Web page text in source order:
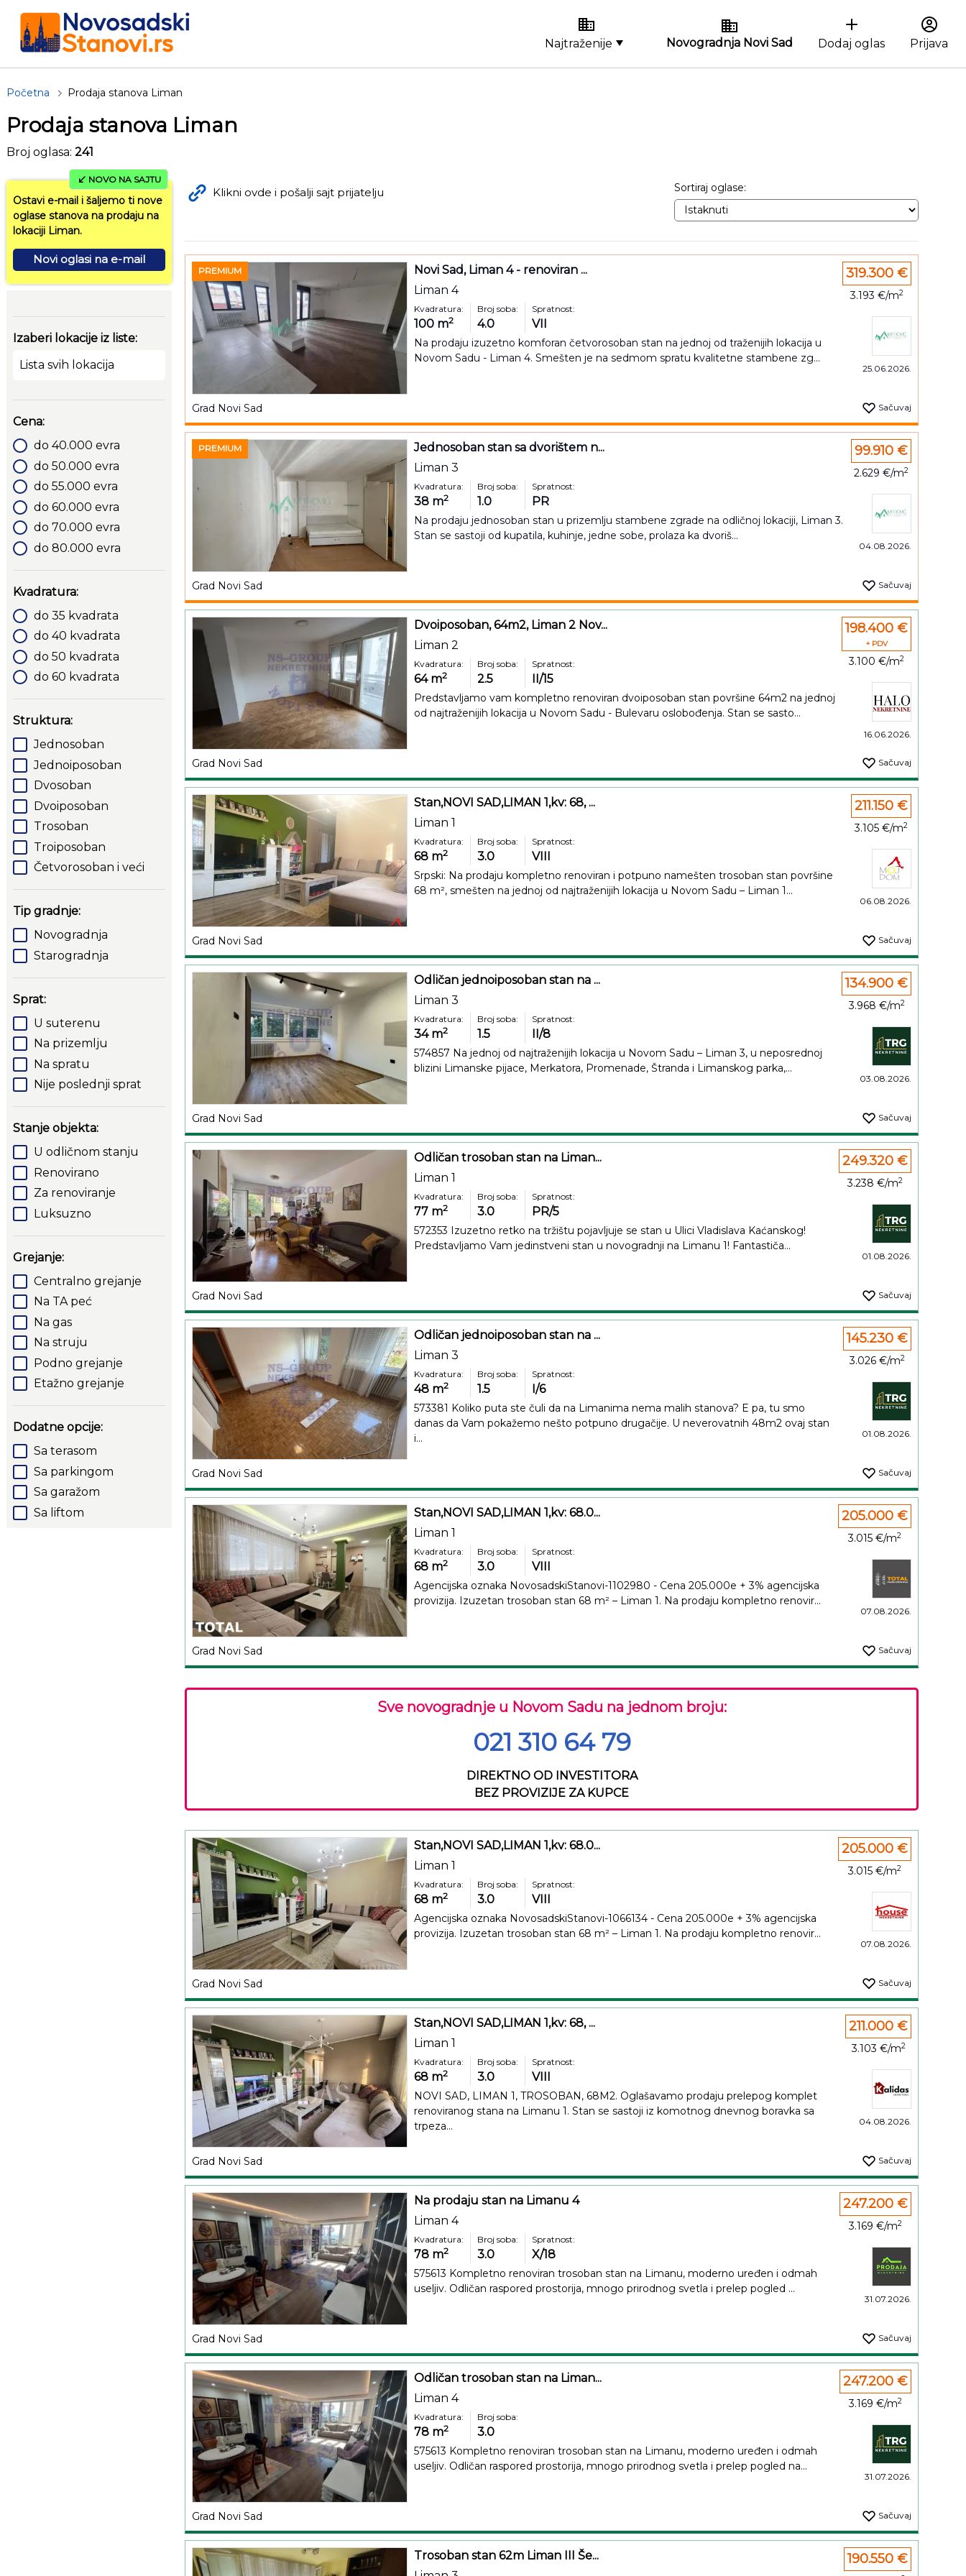
Najtraženije Novogradnja Novi Sad Dodaj oglas Prijava
Početna Prodaja stanova Liman
Prodaja stanova Liman
Broj oglasa: 241
NOVO NA SAJTU
Ostavi e-mail i šaljemo ti nove
oglase stanova na prodaju na
lokaciji Liman.
Novi oglasi na e-mail
Izaberi lokacije iz liste:
Lista svih lokacija
Cena:
do 40.000 evra
do 50.000 evra
do 55.000 evra
do 60.000 evra
do 70.000 evra
do 80.000 evra
Kvadratura:
do 35 kvadrata
do 40 kvadrata
do 50 kvadrata
do 60 kvadrata
Struktura:
Jednosoban
Jednoiposoban
Dvosoban
Dvoiposoban
Trosoban
Troiposoban
Četvorosoban i veći
Tip gradnje:
Novogradnja
Starogradnja
Sprat:
U suterenu
Na prizemlju
Na spratu
Nije poslednji sprat
Stanje objekta:
U odličnom stanju
Renovirano
Za renoviranje
Luksuzno
Grejanje:
Centralno grejanje
Na TA peć
Na gas
Na struju
Podno grejanje
Etažno grejanje
Dodatne opcije:
Sa terasom
Sa parkingom
Sa garažom
Sa liftom
Klikni ovde i pošalji sajt prijatelju Sortiraj oglase:
PREMIUM
Novi Sad, Liman 4 - renoviran ...
Liman 4
Kvadratura:
100 m2
Broj soba:
4.0
Spratnost:
VII
Na prodaju izuzetno komforan četvorosoban stan na jednoj od traženijih lokacija u
Novom Sadu - Liman 4. Smešten je na sedmom spratu kvalitetne stambene zg...
319.300 €
3.193 €/m2
25.06.2026.
Grad Novi Sad Sačuvaj
PREMIUM
Jednosoban stan sa dvorištem n...
Liman 3
Kvadratura:
38 m2
Broj soba:
1.0
Spratnost:
PR
Na prodaju jednosoban stan u prizemlju stambene zgrade na odličnoj lokaciji, Liman 3.
Stan se sastoji od kupatila, kuhinje, jedne sobe, prolaza ka dvoriš...
99.910 €
2.629 €/m2
04.08.2026.
Grad Novi Sad Sačuvaj
Dvoiposoban, 64m2, Liman 2 Nov...
Liman 2
Kvadratura:
64m2
Broj soba:
2.5
Spratnost:
II/15
Predstavljamo vam kompletno renoviran dvoiposoban stan površine 64m2 na jednoj
od najtraženijih lokacija u Novom Sadu - Bulevaru oslobođenja. Stan se sasto...
198.400 €
+ PDV
3.100 €/m2
16.06.2026.
Grad Novi Sad Sačuvaj
Stan,NOVI SAD,LIMAN 1,kv: 68, ...
Liman 1
Kvadratura:
68 m2
Broj soba:
3.0
Spratnost:
VIII
Srpski: Na prodaju kompletno renoviran i potpuno namešten trosoban stan površine
68 m², smešten na jednoj od najtraženijih lokacija u Novom Sadu – Liman 1...
211.150 €
3.105 €/m2
06.08.2026.
Grad Novi Sad Sačuvaj
Odličan jednoiposoban stan na ...
Liman 3
Kvadratura:
34m2
Broj soba:
1.5
Spratnost:
II/8
574857 Na jednoj od najtraženijih lokacija u Novom Sadu – Liman 3, u neposrednoj
blizini Limanske pijace, Merkatora, Promenade, Štranda i Limanskog parka,...
134.900 €
3.968 €/m2
03.08.2026.
Grad Novi Sad Sačuvaj
Odličan trosoban stan na Liman...
Liman 1
Kvadratura:
77 m2
Broj soba:
3.0
Spratnost:
PR/5
572353 Izuzetno retko na tržištu pojavljuje se stan u Ulici Vladislava Kaćanskog!
Predstavljamo Vam jedinstveni stan u novogradnji na Limanu 1! Fantastiča...
249.320 €
3.238 €/m2
01.08.2026.
Grad Novi Sad Sačuvaj
Odličan jednoiposoban stan na ...
Liman 3
Kvadratura:
48 m2
Broj soba:
1.5
Spratnost:
I/6
573381 Koliko puta ste čuli da na Limanima nema malih stanova? E pa, tu smo
danas da Vam pokažemo nešto potpuno drugačije. U neverovatnih 48m2 ovaj stan
i...
145.230 €
3.026 €/m2
01.08.2026.
Grad Novi Sad Sačuvaj
Stan,NOVI SAD,LIMAN 1,kv: 68.0...
Liman 1
Kvadratura:
68 m2
Broj soba:
3.0
Spratnost:
VIII
Agencijska oznaka NovosadskiStanovi-1102980 - Cena 205.000e + 3% agencijska
provizija. Izuzetan trosoban stan 68 m² – Liman 1. Na prodaju kompletno renovir...
205.000 €
3.015 €/m2
07.08.2026.
Grad Novi Sad Sačuvaj
Sve novogradnje u Novom Sadu na jednom broju:
021 310 64 79
DIREKTNO OD INVESTITORA
BEZ PROVIZIJE ZA KUPCE
Stan,NOVI SAD,LIMAN 1,kv: 68.0...
Liman 1
Kvadratura:
68 m2
Broj soba:
3.0
Spratnost:
VIII
Agencijska oznaka NovosadskiStanovi-1066134 - Cena 205.000e + 3% agencijska
provizija. Izuzetan trosoban stan 68 m² – Liman 1. Na prodaju kompletno renovir...
205.000 €
3.015 €/m2
07.08.2026.
Grad Novi Sad Sačuvaj
Stan,NOVI SAD,LIMAN 1,kv: 68, ...
Liman 1
Kvadratura:
68 m2
Broj soba:
3.0
Spratnost:
VIII
NOVI SAD, LIMAN 1, TROSOBAN, 68M2. Oglašavamo prodaju prelepog komplet
renoviranog stana na Limanu 1. Stan se sastoji iz komotnog dnevnog boravka sa
trpeza...
211.000 €
3.103 €/m2
04.08.2026.
Grad Novi Sad Sačuvaj
Na prodaju stan na Limanu 4
Liman 4
Kvadratura:
78 m2
Broj soba:
3.0
Spratnost:
X/18
575613 Kompletno renoviran trosoban stan na Limanu, moderno uređen i odmah
useljiv. Odličan raspored prostorija, mnogo prirodnog svetla i prelep pogled ...
247.200 €
3.169 €/m2
31.07.2026.
Grad Novi Sad Sačuvaj
Odličan trosoban stan na Liman...
Liman 4
Kvadratura:
78 m2
Broj soba:
3.0
575613 Kompletno renoviran trosoban stan na Limanu, moderno uređen i odmah
useljiv. Odličan raspored prostorija, mnogo prirodnog svetla i prelep pogled na...
247.200 €
3.169 €/m2
31.07.2026.
Grad Novi Sad Sačuvaj
Trosoban stan 62m Liman III Še...
190.550 €